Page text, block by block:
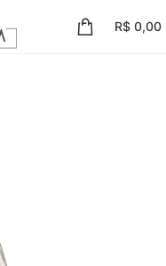
R$ 0,00